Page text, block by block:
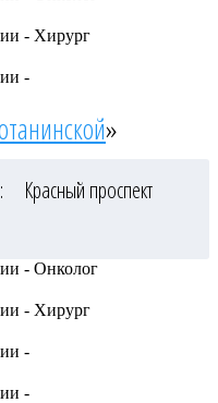
- Хирург
-
»
Красный проспект
- Онколог
- Хирург
-
-